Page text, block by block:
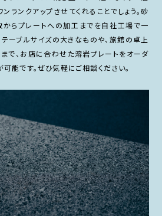
ランクアップさせてくれることでしょう。砂
らプレートへの加工までを自社工場で一
テーブルサイズの大きなものや、旅館の卓上
で、お店に合わせた溶岩プレートをオーダ
能です。ぜひ気軽にご相談ください。